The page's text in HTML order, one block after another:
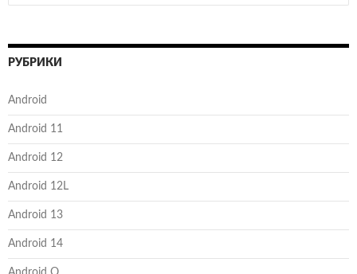
РУБРИКИ
Android
Android 11
Android 12
Android 12L
Android 13
Android 14